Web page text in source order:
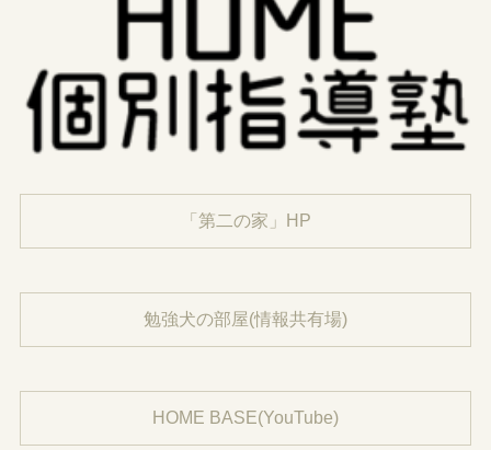
「第二の家」HP
勉強犬の部屋(情報共有場)
HOME BASE(YouTube)